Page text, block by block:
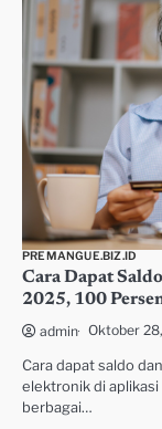
PREMANGUE.BIZ.ID
Cara Dapat
2025, 100
admin Oktober
Cara dapat saldo
elektronik di aplikasi
berbagai…